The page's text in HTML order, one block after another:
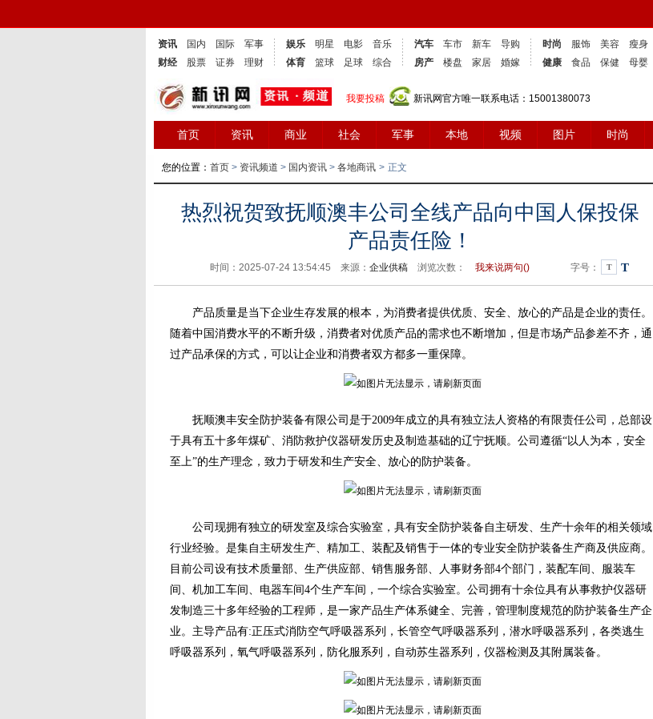
资讯 国内 国际
军事
财经
股票 证券 理财
娱乐 明星 电影
音乐
体育
篮球 足球 综合
汽车 车市 新车
导购
房产
楼盘 家居 婚嫁
时尚 服饰 美容
瘦身
健康
食品 保健 母婴
我要投稿 新讯网官方唯一联系电话：15001380073
首页 资讯 商业 社会 军事 本地 视频 图片 时尚
您的位置： 首页 > 资讯频道 > 国内资讯 > 各地商讯 > 正文
热烈祝贺致抚顺澳丰公司全线产品向中国人保投保
产品责任险！
时间：2025-07-24 13:54:45 来源： 企业供稿 浏览次数： 我来说两句() 字号： T T
产品质量是当下企业生存发展的根本，为消费者提供优质、安全、放心的产品是企业的责任。
随着中国消费水平的不断升级，消费者对优质产品的需求也不断增加，但是市场产品参差不齐，通
过产品承保的方式，可以让企业和消费者双方都多一重保障。
抚顺澳丰安全防护装备有限公司是于2009年成立的具有独立法人资格的有限责任公司，总部设
于具有五十多年煤矿、消防救护仪器研发历史及制造基础的辽宁抚顺。公司遵循“以人为本，安全
至上”的生产理念，致力于研发和生产安全、放心的防护装备。
公司现拥有独立的研发室及综合实验室，具有安全防护装备自主研发、生产十余年的相关领域
行业经验。是集自主研发生产、精加工、装配及销售于一体的专业安全防护装备生产商及供应商。
目前公司设有技术质量部、生产供应部、销售服务部、人事财务部4个部门，装配车间、服装车
间、机加工车间、电器车间4个生产车间，一个综合实验室。公司拥有十余位具有从事救护仪器研
发制造三十多年经验的工程师，是一家产品生产体系健全、完善，管理制度规范的防护装备生产企
业。主导产品有:正压式消防空气呼吸器系列，长管空气呼吸器系列，潜水呼吸器系列，各类逃生
呼吸器系列，氧气呼吸器系列，防化服系列，自动苏生器系列，仪器检测及其附属装备。